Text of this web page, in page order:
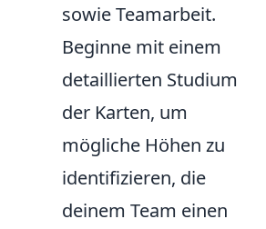
sowie Teamarbeit.
Beginne mit einem
detaillierten Studium
der Karten, um
mögliche Höhen zu
identifizieren, die
deinem Team einen